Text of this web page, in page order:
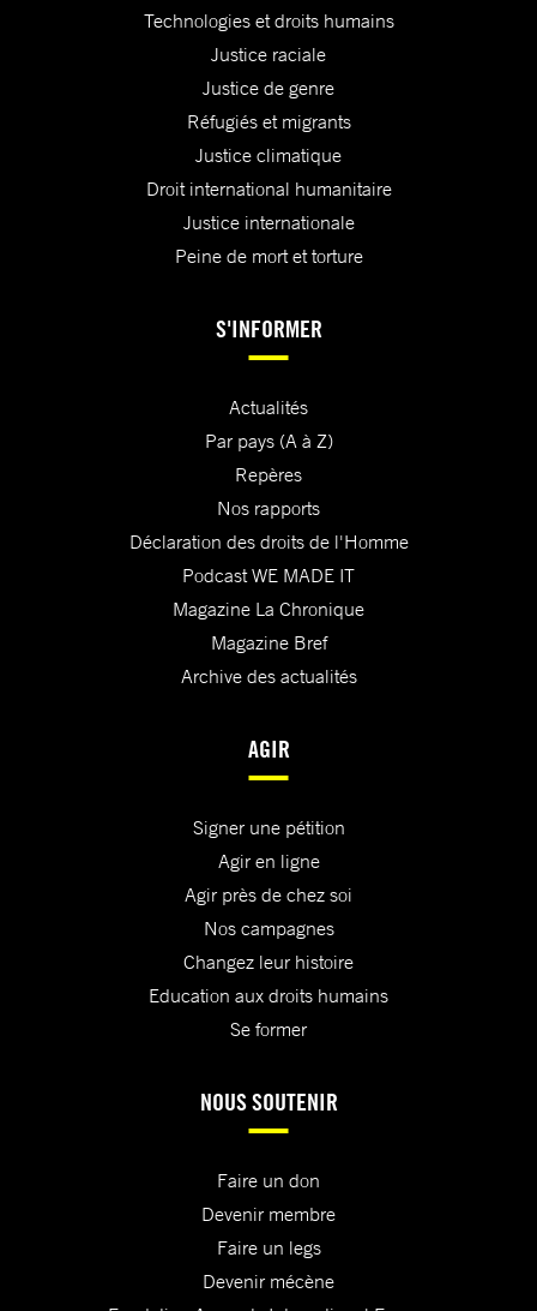
Technologies et droits humains
Justice raciale
Justice de genre
Réfugiés et migrants
Justice climatique
Droit international humanitaire
Justice internationale
Peine de mort et torture
S'INFORMER
Actualités
Par pays (A à Z)
Repères
Nos rapports
Déclaration des droits de l'Homme
Podcast WE MADE IT
Magazine La Chronique
Magazine Bref
Archive des actualités
AGIR
Signer une pétition
Agir en ligne
Agir près de chez soi
Nos campagnes
Changez leur histoire
Education aux droits humains
Se former
NOUS SOUTENIR
Faire un don
Devenir membre
Faire un legs
Devenir mécène